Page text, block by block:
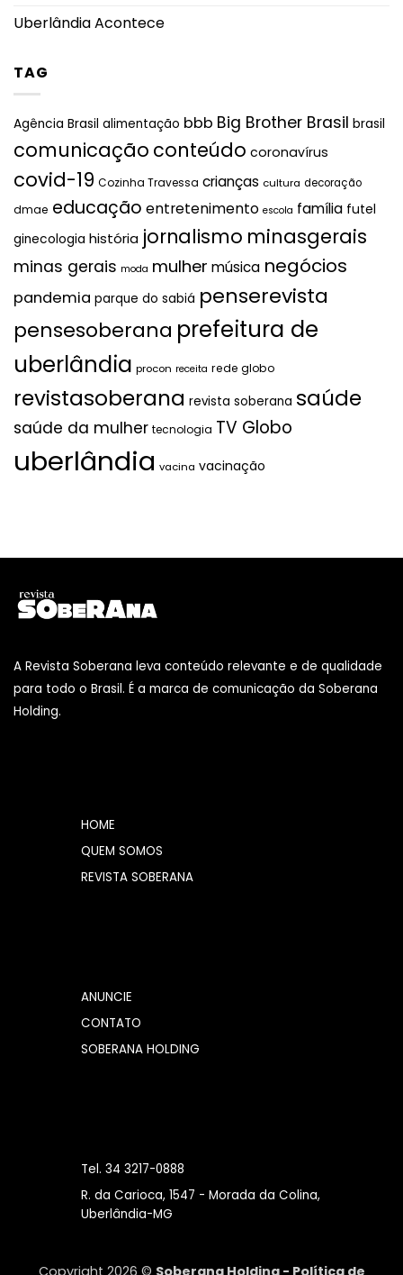
Uberlândia Acontece
TAG
Agência Brasil alimentação bbb Big Brother Brasil brasil
comunicação conteúdo coronavírus
covid-19 Cozinha Travessa crianças cultura decoração
dmae educação entretenimento escola família futel
ginecologia história jornalismo minasgerais
minas gerais moda mulher música negócios
pandemia parque do sabiá penserevista
pensesoberana prefeitura de
uberlândia procon receita rede globo
revistasoberana revista soberana saúde
saúde da mulher tecnologia TV Globo
uberlândia vacina vacinação
A Revista Soberana leva conteúdo relevante e de qualidade
para todo o Brasil. É a marca de comunicação da Soberana
Holding.
HOME
QUEM SOMOS
REVISTA SOBERANA
ANUNCIE
CONTATO
SOBERANA HOLDING
Tel. 34 3217-0888
R. da Carioca, 1547 - Morada da Colina,
Uberlândia-MG
Copyright 2026 © Soberana Holding - Política de